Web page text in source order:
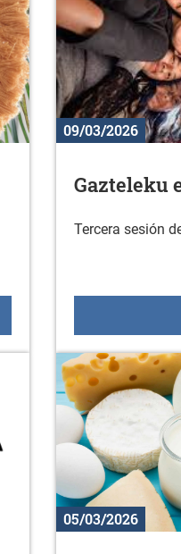
09/03/2026
Gazteleku
Tercera sesión
05/03/2026